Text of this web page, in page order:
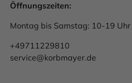
Öffnungszeiten:
Montag bis Samstag: 10-19 Uhr
+49711229810
service@korbmayer.de